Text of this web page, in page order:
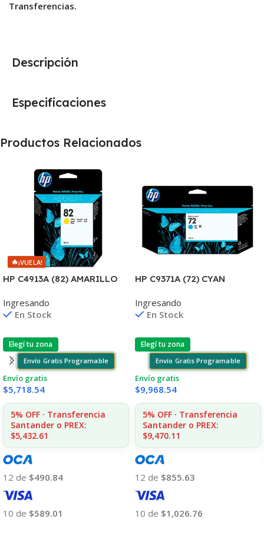
Transferencias.
Descripción
Especificaciones
Productos Relacionados
🔥¡VUELA!
HP C4913A (82) AMARILLO
10PS/500/510/800/810
UK(D)
Ingresando
En Stock
Elegí tu zona
Envío Gratis Programable
Envío gratis
$5,718.54
5% OFF · Transferencia
Santander o PREX:
$5,432.61
12 de $490.84
10 de $589.01
HP C9371A (72) CYAN
795/790 130ML UK
Ingresando
En Stock
Elegí tu zona
Envío Gratis Programable
Envío gratis
$9,968.54
5% OFF · Transferencia
Santander o PREX:
$9,470.11
12 de $855.63
10 de $1,026.76